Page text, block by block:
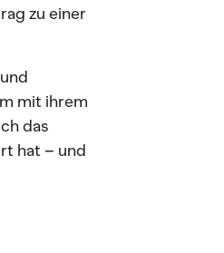
zu einer
mit ihrem
das
hat – und